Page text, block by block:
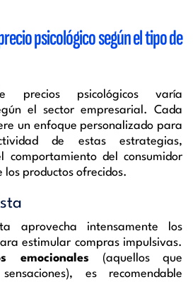
psicológico según el tipo de
precios psicológicos varía
el sector empresarial. Cada
un enfoque personalizado para
de estas estrategias,
comportamiento del consumidor
productos ofrecidos.
aprovecha intensamente los
estimular compras impulsivas.
emocionales (aquellos que
es recomendable